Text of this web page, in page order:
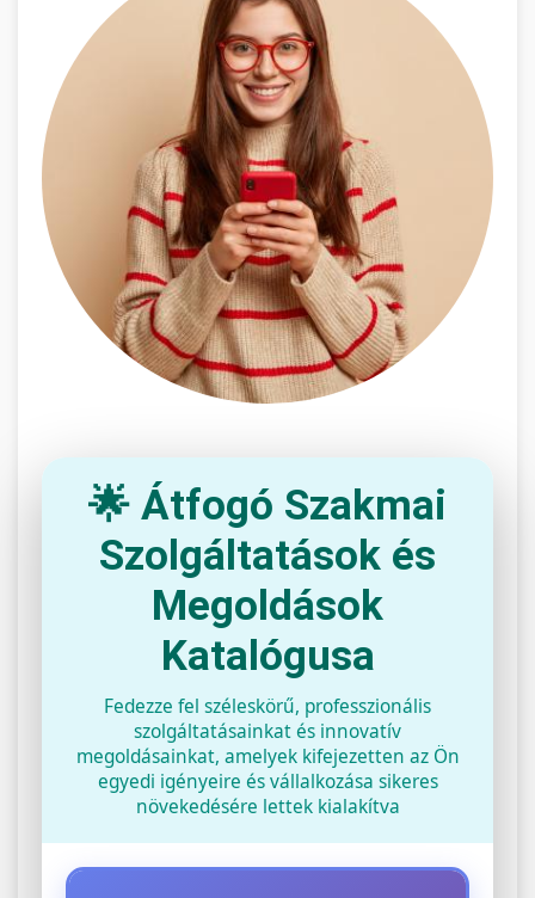
🌟 Átfogó Szakmai
Szolgáltatások és
Megoldások
Katalógusa
Fedezze fel széleskörű, professzionális
szolgáltatásainkat és innovatív
megoldásainkat, amelyek kifejezetten az Ön
egyedi igényeire és vállalkozása sikeres
növekedésére lettek kialakítva